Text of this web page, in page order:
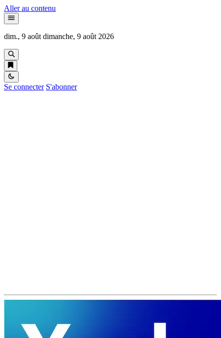
Aller au contenu
dim., 9 août dimanche, 9 août 2026
Se connecter S'abonner